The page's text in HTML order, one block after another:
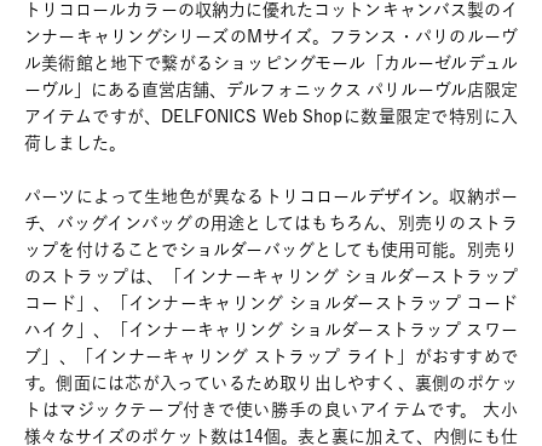
トリコロールカラーの収納力に優れたコットンキャンバス製のイ
ンナーキャリングシリーズのMサイズ。フランス・パリのルーヴ
ル美術館と地下で繋がるショッピングモール「カルーゼルデュル
ーヴル」にある直営店舗、デルフォニックス パリルーヴル店限定
アイテムですが、DELFONICS Web Shopに数量限定で特別に入
荷しました。
パーツによって生地色が異なるトリコロールデザイン。収納ポー
チ、バッグインバッグの用途としてはもちろん、別売りのストラ
ップを付けることでショルダーバッグとしても使用可能。別売り
のストラップは、「インナーキャリング ショルダーストラップ
コード」、「インナーキャリング ショルダーストラップ コード
ハイク」、「インナーキャリング ショルダーストラップ スワー
ブ」、「インナーキャリング ストラップ ライト」がおすすめで
す。側面には芯が入っているため取り出しやすく、裏側のポケッ
トはマジックテープ付きで使い勝手の良いアイテムです。 大小
様々なサイズのポケット数は14個。表と裏に加えて、内側にも仕